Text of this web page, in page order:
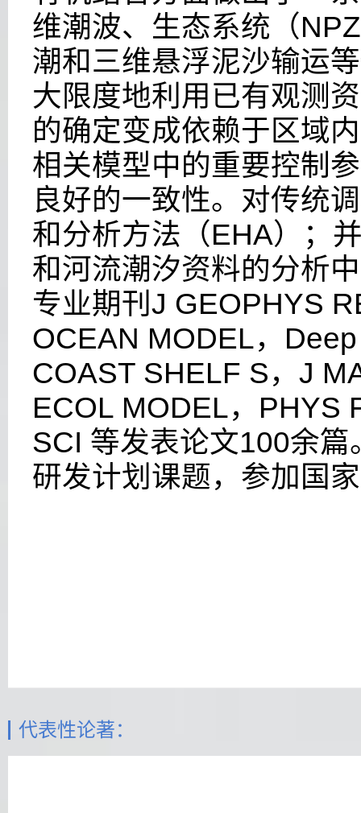
维潮波、生态系统（
潮和三维悬浮泥沙输运
大限度地利用已有观测
的确定变成依赖于区域
相关模型中的重要控制
良好的一致性。对传统
和分析方法（EHA）；
和河流潮汐资料的分析
专业期刊 J GEOPHYS
OCEAN MODEL，
COAST SHELF S， J
ECOL MODEL， PHYS
SCI 等发表论文100余篇
研发计划课题， 参加国
代表性论著：